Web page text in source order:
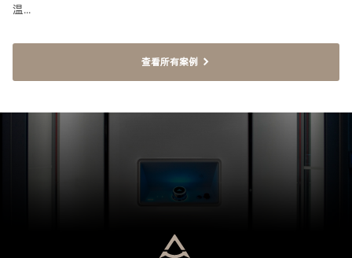
温...
查看所有案例